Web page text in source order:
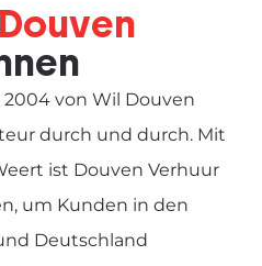
von Wil Douven
durch und durch. Mit
ist Douven Verhuur
um Kunden in den
Deutschland